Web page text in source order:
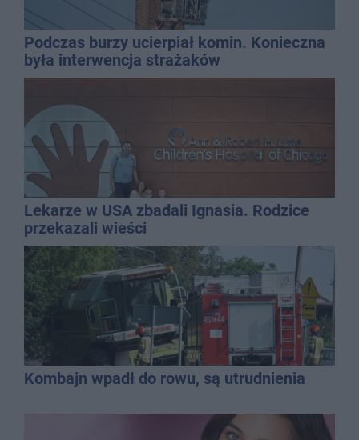
Podczas burzy ucierpiał komin. Konieczna
była interwencja strażaków
Lekarze w USA zbadali Ignasia. Rodzice
przekazali wieści
Kombajn wpadł do rowu, są utrudnienia